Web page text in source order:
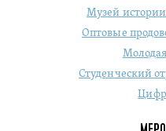
Музей
Оптовые
Студенческий